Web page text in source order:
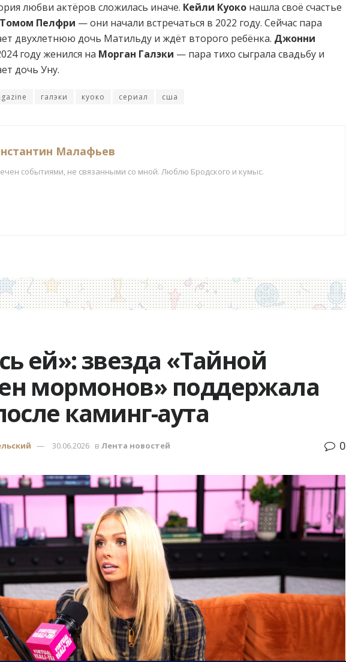
любви актёров сложилась иначе. Кейли Куоко нашла своё счастье
Томом Пелфри — они начали встречаться в 2022 году. Сейчас пара
двухлетнюю дочь Матильду и ждёт второго ребёнка. Джонни
году женился на Морган Галэки — пара тихо сыграла свадьбу и
дочь Уну.
галэки куоко сериал сша
Малафьев
событиями, не связанными со мной. Люблю Бродского и кумыс.
ей»: звезда «Тайной
мормонов» поддержала
каминг-аута
30.06.2026 в Лента новостей 0